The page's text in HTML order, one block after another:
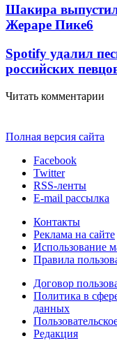
Шакира
Жераре Пике6
Spotify удалил
российских
Читать комментарии
Полная версия сайта
Facebook
Twitter
RSS-ленты
E-mail рассылка
Контакты
Реклама на сайте
Использование
Правила
Договор
Политика в
данных
Редакция